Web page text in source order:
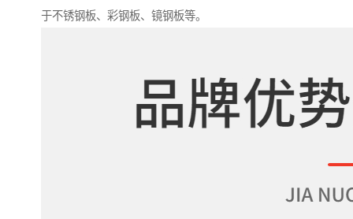
于不锈钢板、彩钢板、镜钢板等。